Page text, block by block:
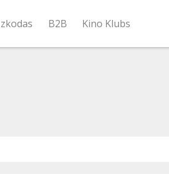
B2B Kino Klubs